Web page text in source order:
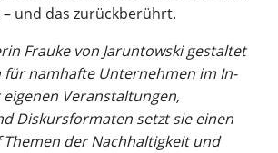
und das zurückberührt.
Frauke von Jaruntowski gestaltet
für namhafte Unternehmen im In-
Veranstaltungen,
Diskursformaten setzt sie einen
der Nachhaltigkeit und